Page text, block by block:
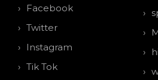
Facebook
Twitter
Instagram
Tik Tok